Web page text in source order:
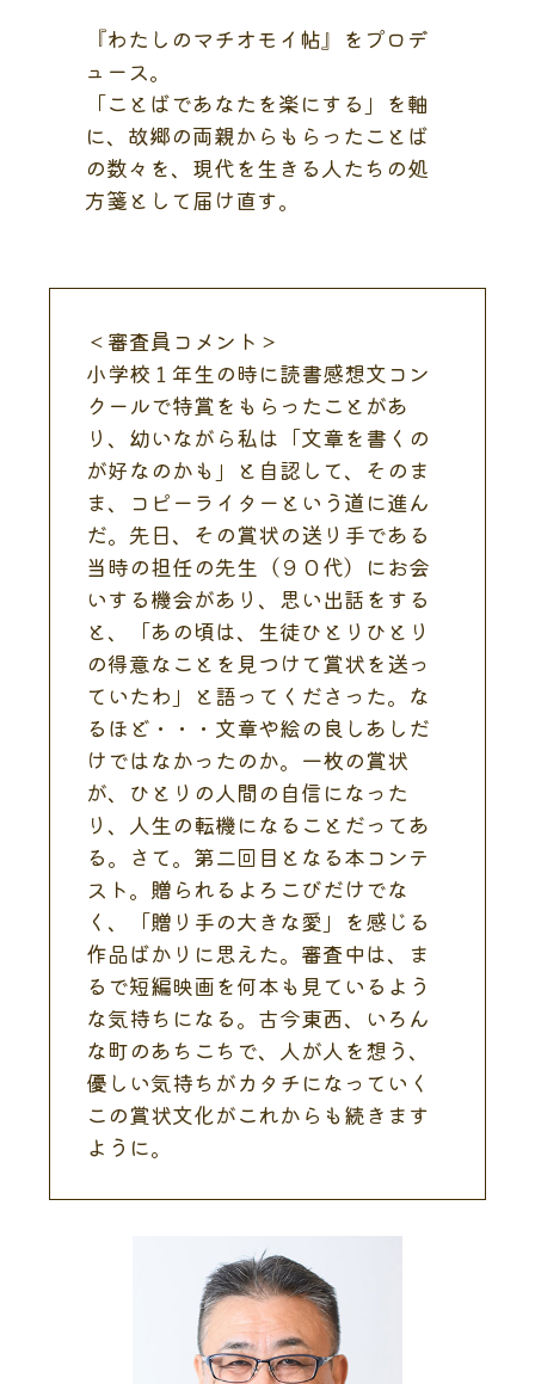
『わたしのマチオモイ帖』をプロデ
ュース。
「ことばであなたを楽にする」を軸
に、故郷の両親からもらったことば
の数々を、現代を生きる人たちの処
方箋として届け直す。
＜審査員コメント＞
小学校１年生の時に読書感想文コン
クールで特賞をもらったことがあ
り、幼いながら私は「文章を書くの
が好なのかも」と自認して、そのま
ま、コピーライターという道に進ん
だ。先日、その賞状の送り手である
当時の担任の先生（９０代）にお会
いする機会があり、思い出話をする
と、「あの頃は、生徒ひとりひとり
の得意なことを見つけて賞状を送っ
ていたわ」と語ってくださった。な
るほど・・・文章や絵の良しあしだ
けではなかったのか。一枚の賞状
が、ひとりの人間の自信になった
り、人生の転機になることだってあ
る。さて。第二回目となる本コンテ
スト。贈られるよろこびだけでな
く、「贈り手の大きな愛」を感じる
作品ばかりに思えた。審査中は、ま
るで短編映画を何本も見ているよう
な気持ちになる。古今東西、いろん
な町のあちこちで、人が人を想う、
優しい気持ちがカタチになっていく
この賞状文化がこれからも続きます
ように。